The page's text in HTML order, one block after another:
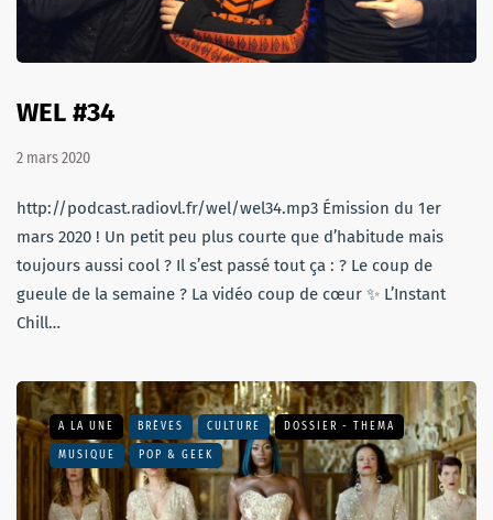
WEL #34
2 mars 2020
http://podcast.radiovl.fr/wel/wel34.mp3 Émission du 1er
mars 2020 ! Un petit peu plus courte que d’habitude mais
toujours aussi cool ? Il s’est passé tout ça : ? Le coup de
gueule de la semaine ? La vidéo coup de cœur ✨ L’Instant
Chill…
A LA UNE BRÈVES CULTURE DOSSIER - THEMA
MUSIQUE POP & GEEK